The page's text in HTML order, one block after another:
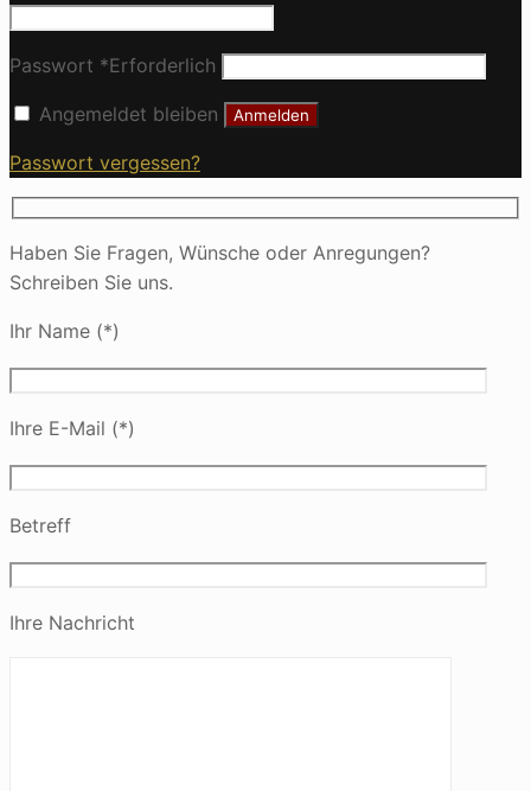
Passwort *Erforderlich
Angemeldet bleiben Anmelden
Passwort vergessen?
Haben Sie Fragen, Wünsche oder Anregungen?
Schreiben Sie uns.
Ihr Name (*)
Ihre E-Mail (*)
Betreff
Ihre Nachricht